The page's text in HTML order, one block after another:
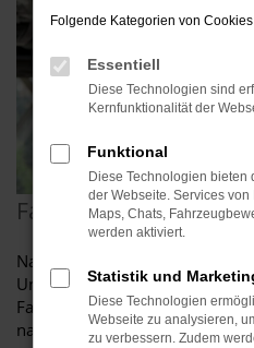
Fahrzeugdiagnose
Nach dem Ersatz der
Unfallinstandsetzung
Fahrerassistenzsyteme Ihres
nach Herstellervorgabe.
Folgende Kategorien von
Essentiell
Diese Technologien sind
Kernfunktionalität der
Funktional
Diese Technologien
der Webseite. Services
Maps, Chats,
werden aktiviert.
Statistik und
Diese Technologien
Webseite zu analysieren,
zu verbessern. Zudem